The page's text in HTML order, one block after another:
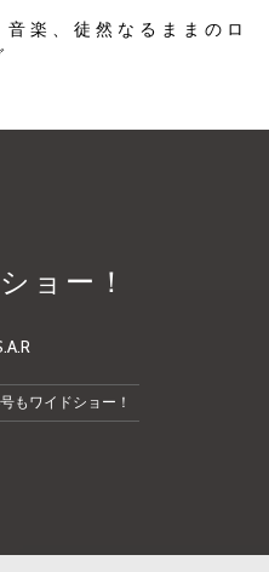
楽、徒然なるままのロ
ョー！
もワイドショー！